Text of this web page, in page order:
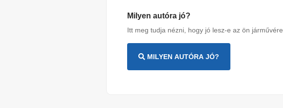
Milyen autóra jó?
Itt meg tudja nézni, hogy jó lesz-e az ön járművére.
MILYEN AUTÓRA JÓ?